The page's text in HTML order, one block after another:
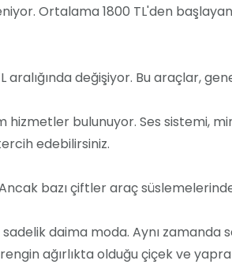
Ortalama 1800 TL'den
aralığında değişiyor. Bu araçlar,
bulunuyor. Ses sistemi,
edebilirsiniz.
bazı çiftler araç
daima moda. Aynı zamanda
ağırlıkta olduğu çiçek ve